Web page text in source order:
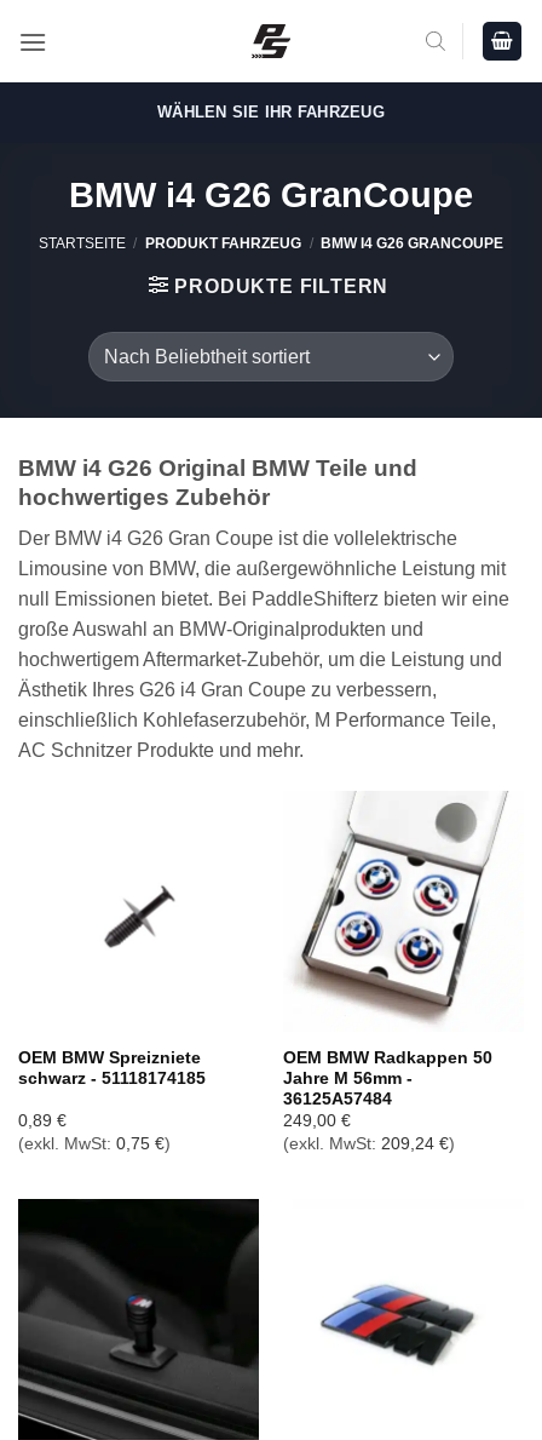
Inhalt
WÄHLEN SIE IHR FAHRZEUG
BMW i4 G26 GranCoupe
STARTSEITE / PRODUKT FAHRZEUG / BMW I4 G26 GRANCOUPE
PRODUKTE FILTERN
BMW i4 G26 Original BMW Teile und
hochwertiges Zubehör
Der BMW i4 G26 Gran Coupe ist die vollelektrische
Limousine von BMW, die außergewöhnliche Leistung mit
null Emissionen bietet. Bei PaddleShifterz bieten wir eine
große Auswahl an BMW-Originalprodukten und
hochwertigem Aftermarket-Zubehör, um die Leistung und
Ästhetik Ihres G26 i4 Gran Coupe zu verbessern,
einschließlich Kohlefaserzubehör, M Performance Teile,
AC Schnitzer Produkte und mehr.
OEM BMW Spreizniete
schwarz - 51118174185
0,89 €
(exkl. MwSt: 0,75 €)
OEM BMW Radkappen 50
Jahre M 56mm -
36125A57484
249,00 €
(exkl. MwSt: 209,24 €)